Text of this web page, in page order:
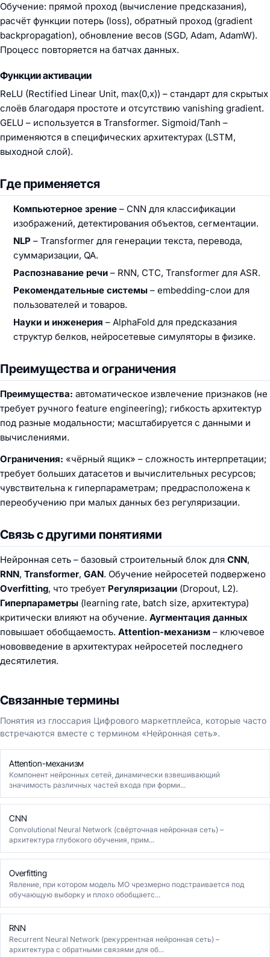
Обучение: прямой проход (вычисление предсказания),
расчёт функции потерь (loss), обратный проход (gradient
backpropagation), обновление весов (SGD, Adam, AdamW).
Процесс повторяется на батчах данных.
Функции активации
ReLU (Rectified Linear Unit, max(0,x)) – стандарт для скрытых
слоёв благодаря простоте и отсутствию vanishing gradient.
GELU – используется в Transformer. Sigmoid/Tanh –
применяются в специфических архитектурах (LSTM,
выходной слой).
Где применяется
Компьютерное зрение – CNN для классификации
изображений, детектирования объектов, сегментации.
NLP – Transformer для генерации текста, перевода,
суммаризации, QA.
Распознавание речи – RNN, CTC, Transformer для ASR.
Рекомендательные системы – embedding-слои для
пользователей и товаров.
Науки и инженерия – AlphaFold для предсказания
структур белков, нейросетевые симуляторы в физике.
Преимущества и ограничения
Преимущества: автоматическое извлечение признаков (не
требует ручного feature engineering); гибкость архитектур
под разные модальности; масштабируется с данными и
вычислениями.
Ограничения: «чёрный ящик» – сложность интерпретации;
требует больших датасетов и вычислительных ресурсов;
чувствительна к гиперпараметрам; предрасположена к
переобучению при малых данных без регуляризации.
Связь с другими понятиями
Нейронная сеть – базовый строительный блок для CNN,
RNN, Transformer, GAN. Обучение нейросетей подвержено
Overfitting, что требует Регуляризации (Dropout, L2).
Гиперпараметры (learning rate, batch size, архитектура)
критически влияют на обучение. Аугментация данных
повышает обобщаемость. Attention-механизм – ключевое
нововведение в архитектурах нейросетей последнего
десятилетия.
Связанные термины
Понятия из глоссария Цифрового маркетплейса, которые часто
встречаются вместе с термином «Нейронная сеть».
Attention-механизм
Компонент нейронных сетей, динамически взвешивающий
значимость различных частей входа при форми...
CNN
Convolutional Neural Network (свёрточная нейронная сеть) –
архитектура глубокого обучения, прим...
Overfitting
Явление, при котором модель МО чрезмерно подстраивается под
обучающую выборку и плохо обобщаетс...
RNN
Recurrent Neural Network (рекуррентная нейронная сеть) –
архитектура с обратными связями для об...